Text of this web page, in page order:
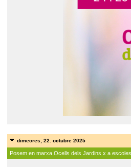
dimecres, 22. octubre 2025
Posem en marxa Ocells dels Jardins x a escoles